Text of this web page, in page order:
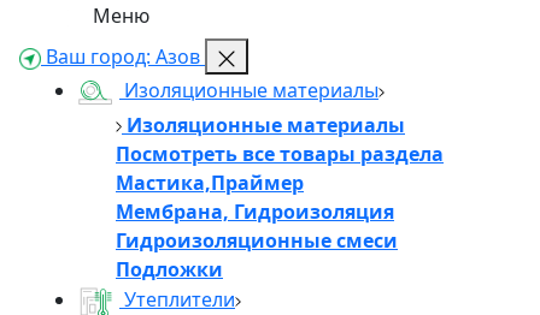
Меню
Ваш город: Азов
Изоляционные материалы
Изоляционные материалы
Посмотреть все товары раздела
Мастика,Праймер
Мембрана, Гидроизоляция
Гидроизоляционные смеси
Подложки
Утеплители